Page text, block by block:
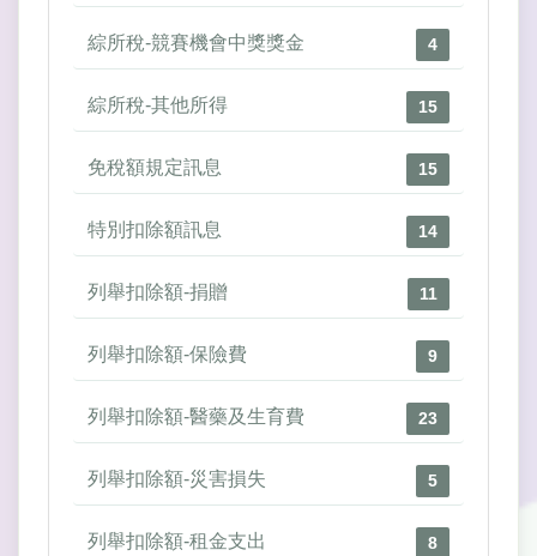
綜所稅-競賽機會中獎獎金 4
綜所稅-其他所得 15
免稅額規定訊息 15
特別扣除額訊息 14
列舉扣除額-捐贈 11
列舉扣除額-保險費 9
列舉扣除額-醫藥及生育費 23
列舉扣除額-災害損失 5
列舉扣除額-租金支出 8